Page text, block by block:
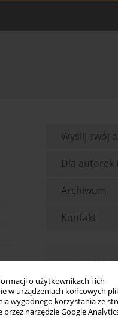
o użytkownikach i ich
w urządzeniach końcowych
wygodnego korzystania ze
przez narzędzie Google
Wyślij swój
Dla autorek
Archiwum
Kontakt
Najczęściej
Miesiąc
Rok
Auto-
Comparative